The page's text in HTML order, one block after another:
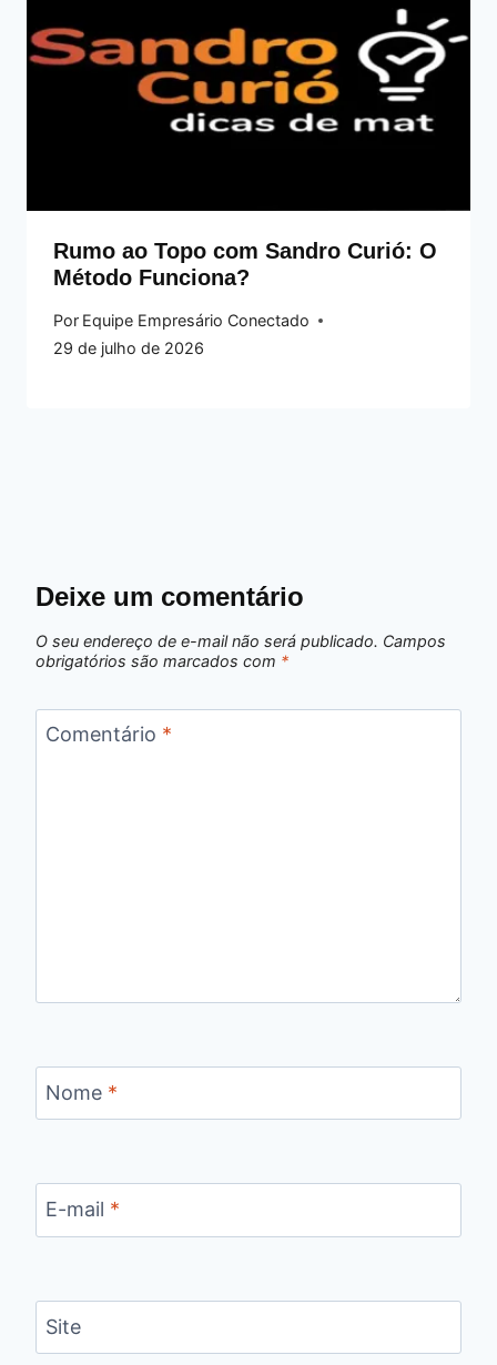
Rumo ao Topo com Sandro Curió: O
Método Funciona?
Por Equipe Empresário Conectado
29 de julho de 2026
Deixe um comentário
O seu endereço de e-mail não será publicado. Campos
obrigatórios são marcados com *
Comentário *
Nome *
E-mail *
Site